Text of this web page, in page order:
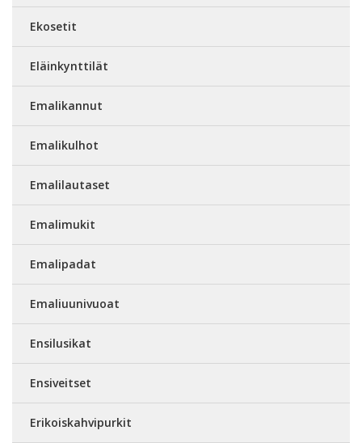
Ekosetit
Eläinkynttilät
Emalikannut
Emalikulhot
Emalilautaset
Emalimukit
Emalipadat
Emaliuunivuoat
Ensilusikat
Ensiveitset
Erikoiskahvipurkit